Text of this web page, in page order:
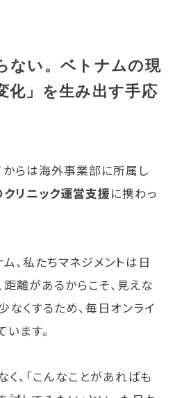
ない。ベトナムの現
化」を生み出す手応
からは海外事業部に所属し
クリニック運営支援に携わっ
、私たちマネジメントは日
離があるからこそ、見えな
なくするため、毎日オンライ
ます。
、「こんなことがあればも